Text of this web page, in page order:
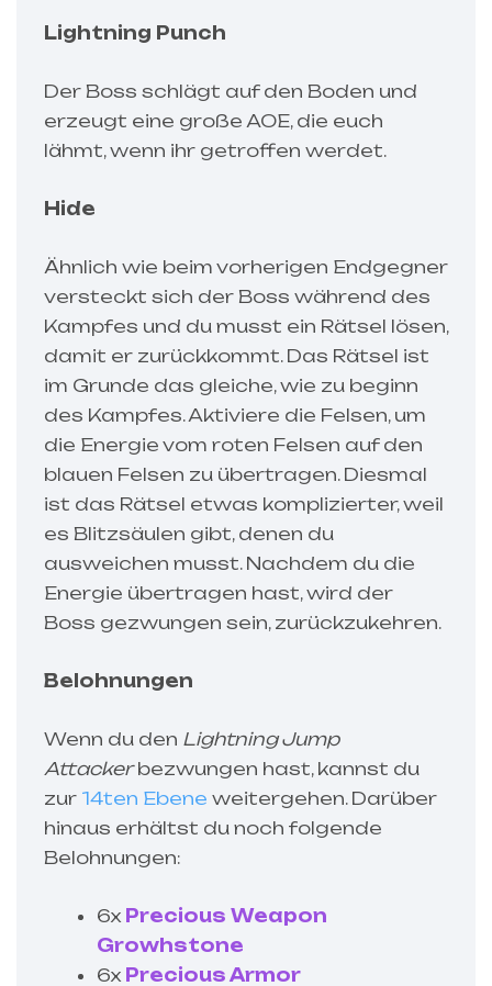
Lightning Punch
Der Boss schlägt auf den Boden und
erzeugt eine große AOE, die euch
lähmt, wenn ihr getroffen werdet.
Hide
Ähnlich wie beim vorherigen Endgegner
versteckt sich der Boss während des
Kampfes und du musst ein Rätsel lösen,
damit er zurückkommt. Das Rätsel ist
im Grunde das gleiche, wie zu beginn
des Kampfes. Aktiviere die Felsen, um
die Energie vom roten Felsen auf den
blauen Felsen zu übertragen. Diesmal
ist das Rätsel etwas komplizierter, weil
es Blitzsäulen gibt, denen du
ausweichen musst. Nachdem du die
Energie übertragen hast, wird der
Boss gezwungen sein, zurückzukehren.
Belohnungen
Wenn du den Lightning Jump
Attackerbezwungen hast, kannst du
zur 14ten Ebene weitergehen. Darüber
hinaus erhältst du noch folgende
Belohnungen:
6x Precious Weapon
Growhstone
6x Precious Armor